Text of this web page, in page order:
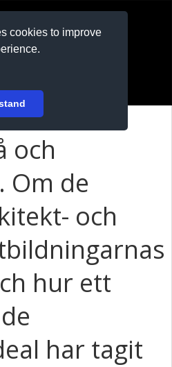
cookies to improve
och
Om de
och
hur ett
har tagit